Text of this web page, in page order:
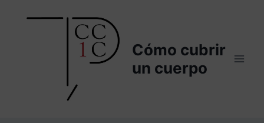
Cómo cubrir
un cuerpo